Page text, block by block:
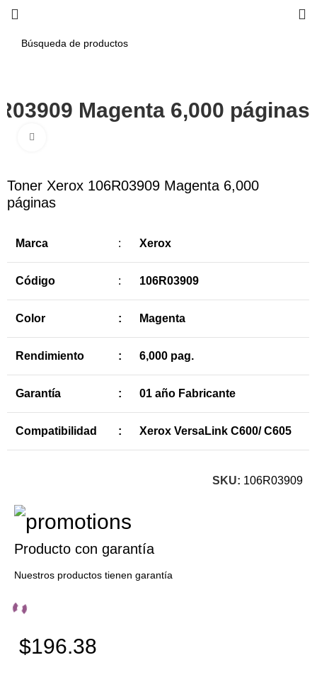
Magenta 6,000 páginas
Toner Xerox 106R03909 Magenta 6,000
páginas
Marca : Xerox
Código : 106R03909
Color : Magenta
Rendimiento : 6,000 pag.
Garantía : 01 año Fabricante
Compatibilidad : Xerox VersaLink C600/ C605
SKU: 106R03909
Producto con garantía
Nuestros productos tienen garantía
$196.38